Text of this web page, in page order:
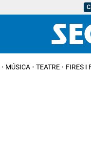
MÚSICA TEATRE FIRES I